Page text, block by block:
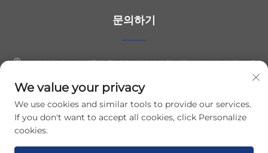
문의하기
절강성 의오시 장둥구 칭커우 산업단지 칭시동로 149번지 1동 10층
+86-19564394943
[email protected]
We value your privacy
We use cookies and similar tools to provide our services.
If you don't want to accept all cookies, click Personalize
cookies.